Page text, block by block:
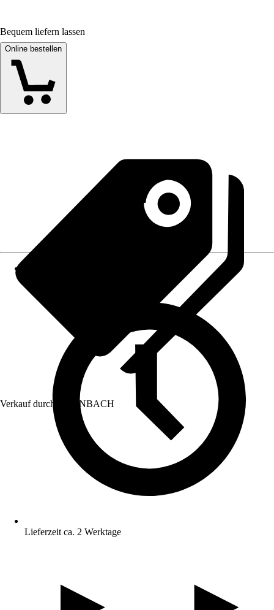
Bequem liefern lassen
Online bestellen
Verkauf durch: HORNBACH
Lieferzeit ca. 2 Werktage